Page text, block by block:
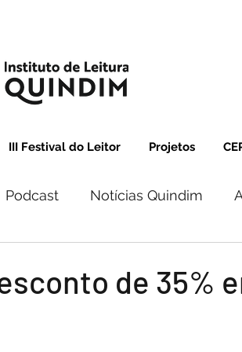
III Festival do Leitor Projetos
Podcast Notícias Quindim
de 35%